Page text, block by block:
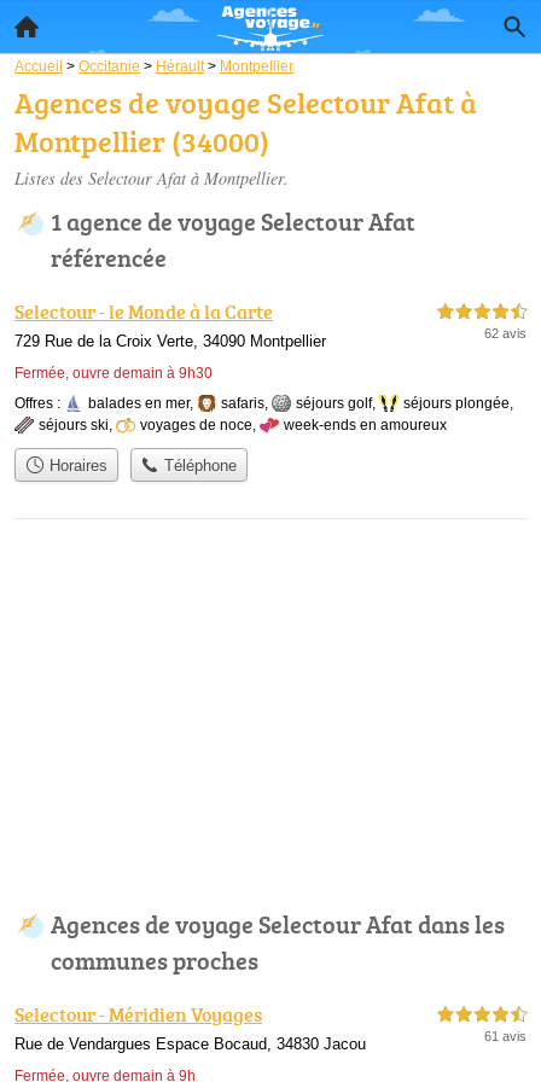
Accueil > Occitanie > Hérault > Montpellier
Agences de voyage Selectour Afat à
Montpellier (34000)
Listes des Selectour Afat à Montpellier.
1 agence de voyage Selectour Afat
référencée
Selectour - le Monde à la Carte
729 Rue de la Croix Verte, 34090 Montpellier
Fermée, ouvre demain à 9h30
4,5 étoiles sur 5
62 avis
Offres : balades en mer, safaris, séjours golf, séjours plongée,
séjours ski, voyages de noce, week-ends en amoureux
Horaires Téléphone
Agences de voyage Selectour Afat dans les
communes proches
Selectour - Méridien Voyages
Rue de Vendargues Espace Bocaud, 34830 Jacou
Fermée, ouvre demain à 9h
4,5 étoiles sur 5
61 avis